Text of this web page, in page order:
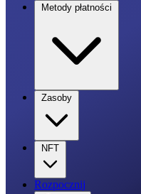
Metody płatności
Zasoby
NFT
Rozpocznij